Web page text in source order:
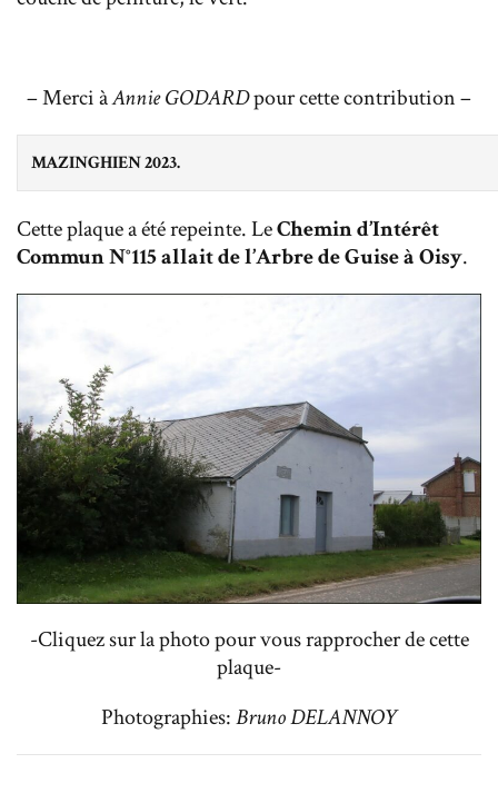
– Merci àAnnie GODARDpour cette contribution –
MAZINGHIEN 2023.
Cette plaque a été repeinte. LeChemin d’Intérêt
Commun N°115 allait de l’Arbre de Guise à Oisy.
-Cliquez sur la photo pour vous rapprocher de cette
plaque-
Photographies:Bruno DELANNOY